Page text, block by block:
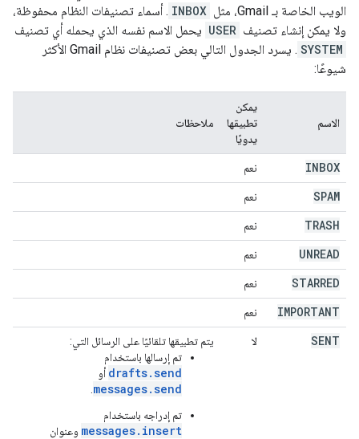
الويب الخاصة بـ Gmail، مثل
INBOX . أسماء تصنيفات النظام محفوظة،
ولا يمكن إنشاء تصنيف USER يحمل الاسم نفسه الذي يحمله أي تصنيف
SYSTEM
. يسرد الجدول التالي بعض تصنيفات نظام Gmail الأكثر
شيوعًا:
الاسم
يمكن
تطبيقها
يدويًا
ملاحظات
INBOX نعم
SPAM نعم
TRASH نعم
UNREAD نعم
STARRED نعم
IMPORTANT نعم
SENT لا
يتم تطبيقها تلقائيًا على الرسائل التي:
تم إرسالها باستخدام
drafts.send أو
messages.send
تم إدراجه باستخدام
messages.insert وعنوان